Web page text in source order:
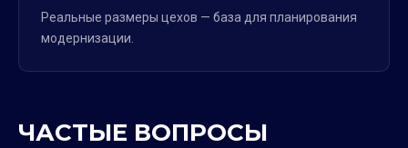
Реальные размеры цехов — база для планирования
модернизации.
ЧАСТЫЕ ВОПРОСЫ